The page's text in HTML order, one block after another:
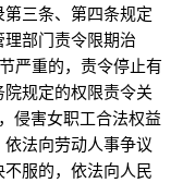
三条、第四条规定
部门责令限期治
严重的，责令停止有
规定的权限责令关
害女职工合法权益
法向劳动人事争议
服的，依法向人民